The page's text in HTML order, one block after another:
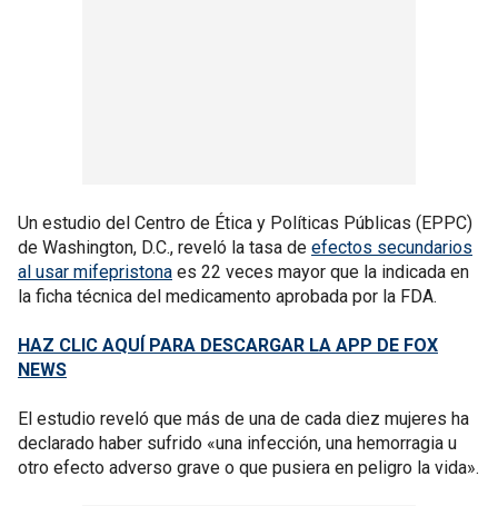
Un estudio del Centro de Ética y Políticas Públicas (EPPC)
de Washington, D.C., reveló la tasa de efectos secundarios
al usar mifepristona es 22 veces mayor que la indicada en
la ficha técnica del medicamento aprobada por la FDA.
HAZ CLIC AQUÍ PARA DESCARGAR LA APP DE FOX
NEWS
El estudio reveló que más de una de cada diez mujeres ha
declarado haber sufrido «una infección, una hemorragia u
otro efecto adverso grave o que pusiera en peligro la vida».